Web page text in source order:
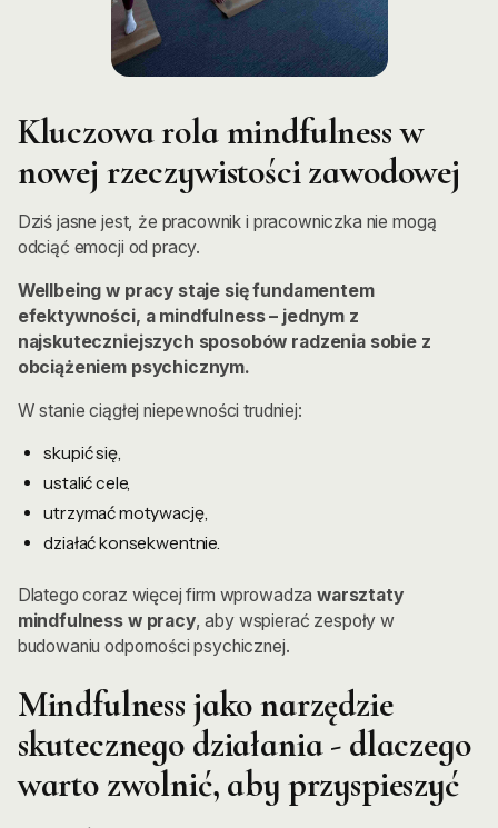
Kluczowa rola mindfulness w
nowej rzeczywistości zawodowej
Dziś jasne jest, że pracownik i pracowniczka nie mogą
odciąć emocji od pracy.
Wellbeing w pracy staje się fundamentem
efektywności, a mindfulness – jednym z
najskuteczniejszych sposobów radzenia sobie z
obciążeniem psychicznym.
W stanie ciągłej niepewności trudniej:
skupić się,
ustalić cele,
utrzymać motywację,
działać konsekwentnie.
Dlatego coraz więcej firm wprowadzawarsztaty
mindfulness w pracy, aby wspierać zespoły w
budowaniu odporności psychicznej.
Mindfulness jako narzędzie
skutecznego działania - dlaczego
warto zwolnić, aby przyspieszyć